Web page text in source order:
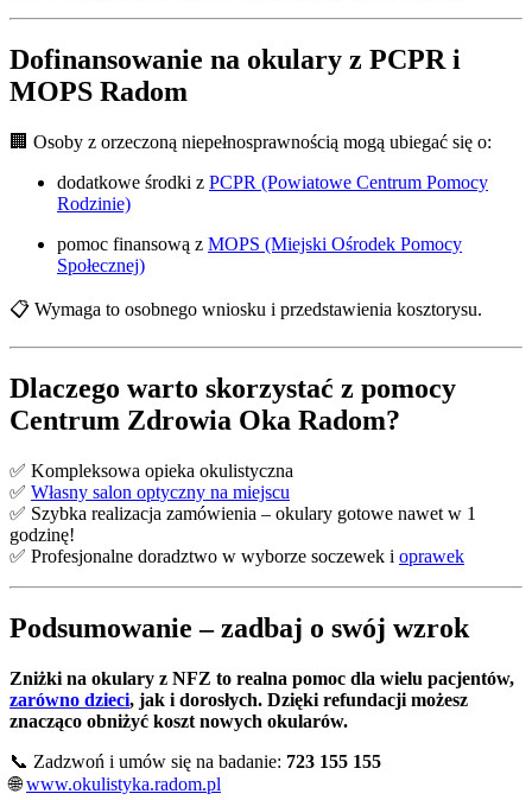
Dofinansowanie na okulary z PCPR i
MOPS Radom
🏢 Osoby z orzeczoną niepełnosprawnością mogą ubiegać się o:
dodatkowe środki z PCPR (Powiatowe Centrum Pomocy
Rodzinie)
pomoc finansową z MOPS (Miejski Ośrodek Pomocy
Społecznej)
📋 Wymaga to osobnego wniosku i przedstawienia kosztorysu.
Dlaczego warto skorzystać z pomocy
Centrum Zdrowia Oka Radom?
✅ Kompleksowa opieka okulistyczna
✅ Własny salon optyczny na miejscu
✅ Szybka realizacja zamówienia – okulary gotowe nawet w 1
godzinę!
✅ Profesjonalne doradztwo w wyborze soczewek i oprawek
Podsumowanie – zadbaj o swój wzrok
Zniżki na okulary z NFZ to realna pomoc dla wielu pacjentów,
zarówno dzieci, jak i dorosłych. Dzięki refundacji możesz
znacząco obniżyć koszt nowych okularów.
📞 Zadzwoń i umów się na badanie: 723 155 155
🌐www.okulistyka.radom.pl